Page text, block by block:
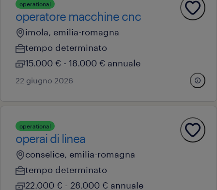
operational
operatore macchine cnc
imola, emilia-romagna
tempo determinato
15.000 € - 18.000 € annuale
22 giugno 2026
operational
operai di linea
conselice, emilia-romagna
tempo determinato
22.000 € - 28.000 € annuale